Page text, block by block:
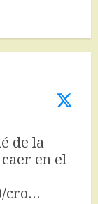
de la
en el
cro…